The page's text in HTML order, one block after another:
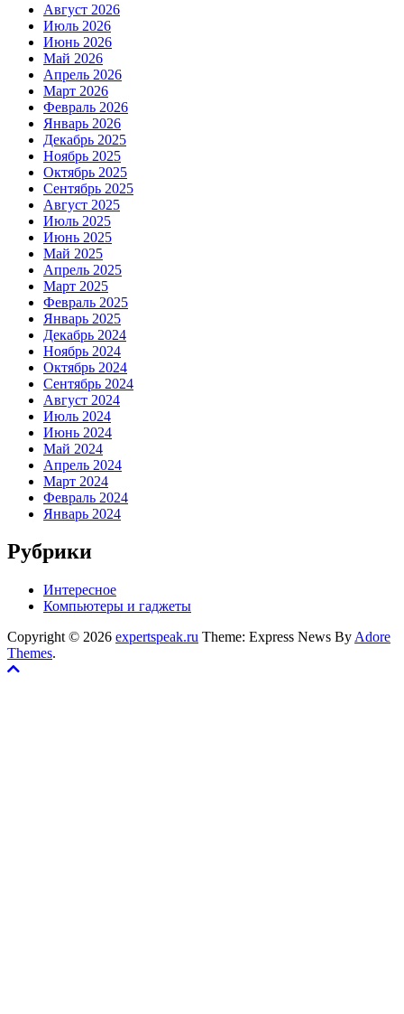
Август 2026
Июль 2026
Июнь 2026
Май 2026
Апрель 2026
Март 2026
Февраль 2026
Январь 2026
Декабрь 2025
Ноябрь 2025
Октябрь 2025
Сентябрь 2025
Август 2025
Июль 2025
Июнь 2025
Май 2025
Апрель 2025
Март 2025
Февраль 2025
Январь 2025
Декабрь 2024
Ноябрь 2024
Октябрь 2024
Сентябрь 2024
Август 2024
Июль 2024
Июнь 2024
Май 2024
Апрель 2024
Март 2024
Февраль 2024
Январь 2024
Рубрики
Интересное
Компьютеры и гаджеты
Copyright © 2026 expertspeak.ru Theme: Express News By Adore
Themes.